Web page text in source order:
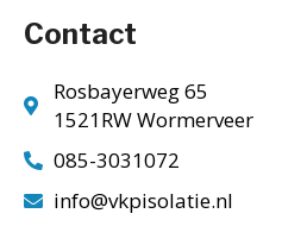
Contact
Rosbayerweg 65
1521RW Wormerveer
085-3031072
info@vkpisolatie.nl